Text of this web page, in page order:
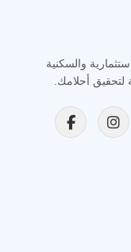
والسكنية
أحلامك.